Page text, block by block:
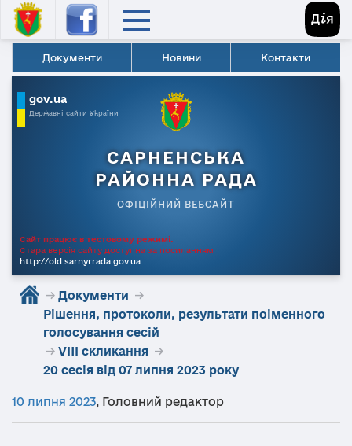
Документи Новини Контакти
gov.ua
Державні сайти України
САРНЕНСЬКА
РАЙОННА РАДА
ОФІЦІЙНИЙ ВЕБСАЙТ
Сайт працює в тестовому режимі.
Стара версія сайту доступна за посиланням
http://old.sarnyrrada.gov.ua
→ Документи →
Рішення, протоколи, результати поіменного
голосування сесій
→ VIII скликання →
20 сесія від 07 липня 2023 року
10 липня 2023, Головний редактор